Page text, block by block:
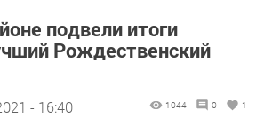
подвели итоги
Рождественский
- 16:40 1044 0 1